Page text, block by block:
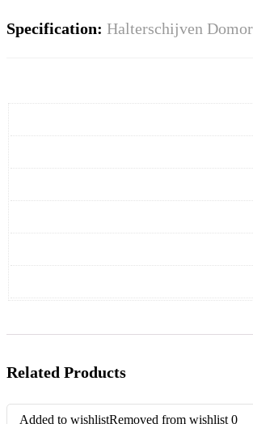
Specification: Halterschijven
Related Products
Added to wishlistRemoved from wishlist 0